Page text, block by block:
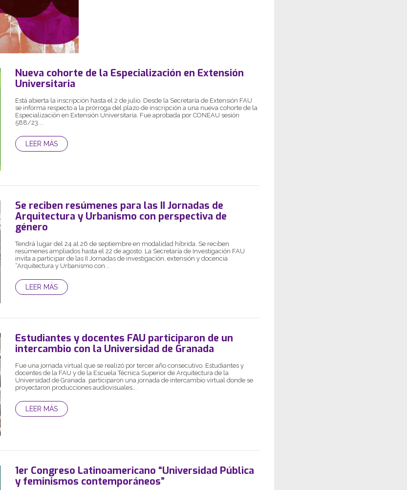
Nueva cohorte de la Especialización en Extensión
Universitaria
Está abierta la inscripción hasta el 2 de julio. Desde la Secretaría de Extensión FAU
se informa respecto a la prórroga del plazo de inscripción a una nueva cohorte de la
Especialización en Extensión Universitaria. Fue aprobada por CONEAU sesión
588/23....
LEER MÁS
Se reciben resúmenes para las II Jornadas de
Arquitectura y Urbanismo con perspectiva de
género
Tendrá lugar del 24 al 26 de septiembre en modalidad híbrida. Se reciben
resúmenes ampliados hasta el 22 de agosto. La Secretaría de Investigación FAU
invita a participar de las II Jornadas de investigación, extensión y docencia
“Arquitectura y Urbanismo con...
LEER MÁS
Estudiantes y docentes FAU participaron de un
intercambio con la Universidad de Granada
Fue una jornada virtual que se realizó por tercer año consecutivo. Estudiantes y
docentes de la FAU y de la Escuela Técnica Superior de Arquitectura de la
Universidad de Granada. participaron una jornada de intercambio virtual donde se
proyectaron producciones audiovisuales...
LEER MÁS
1er Congreso Latinoamericano “Universidad Pública
y feminismos contemporáneos”